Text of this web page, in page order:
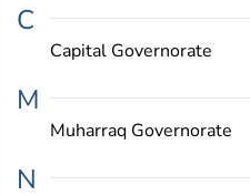
C
Capital Governorate
M
Muharraq Governorate
N